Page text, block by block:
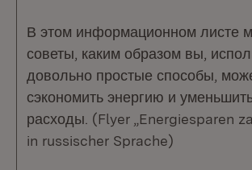
В этом информационном листе
советы, каким образом вы,
довольно простые способы,
сэкономить энергию и
расходы. (Flyer „Energiesparen
in russischer Sprache)